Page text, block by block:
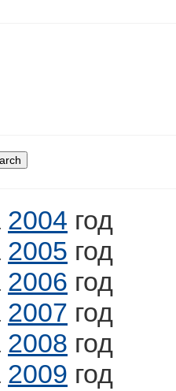
2004 год
2005 год
2006 год
2007 год
2008 год
2009 год